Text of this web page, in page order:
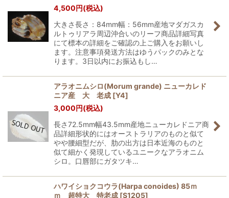
4,500円(税込)
大きさ長さ：84mm幅：56mm産地マダガスカ
ルトゥリアラ周辺沖合いのリーフ商品詳細写真
にて標本の詳細をご確認の上ご購入をお願いし
ます。注意事項発送方法はゆうパックのみとな
ります。3日以内にお振込もし…
アラオニムシロ(Morum grande) ニューカレド
ニア産 大 老成 [Y4]
3,000円(税込)
長さ72.5mm幅43.5mm産地ニューカレドニア商
品詳細形状的にはオーストラリアのものと似て
やや腰細型だが、肋の出方は日本近海のものと
似て細かく発現しているユニークなアラオニム
シロ。口唇部にガタツキ…
ハワイショクコウラ(Harpa conoides) 85ｍ
ｍ 超特大 特老成 [S1205]